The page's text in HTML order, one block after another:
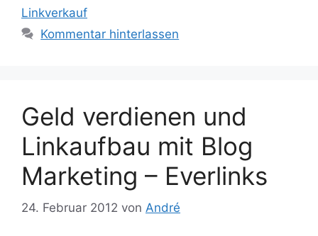
Linkverkauf
Kommentar hinterlassen
Geld verdienen und
Linkaufbau mit Blog
Marketing – Everlinks
24. Februar 2012 von André